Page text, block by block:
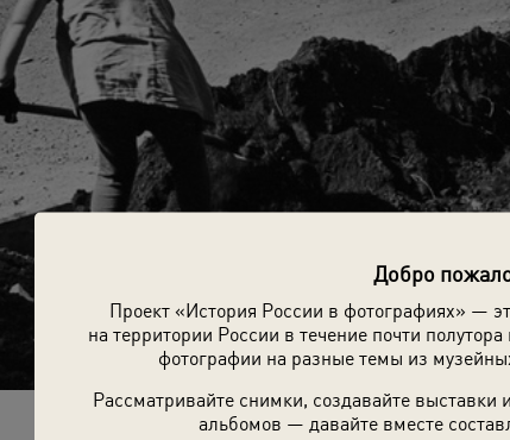
Добро
Проект «История России в фотографиях» —
на территории России в течение почти
фотографии на разные темы из
Рассматривайте снимки, создавайте
альбомов — давайте вместе